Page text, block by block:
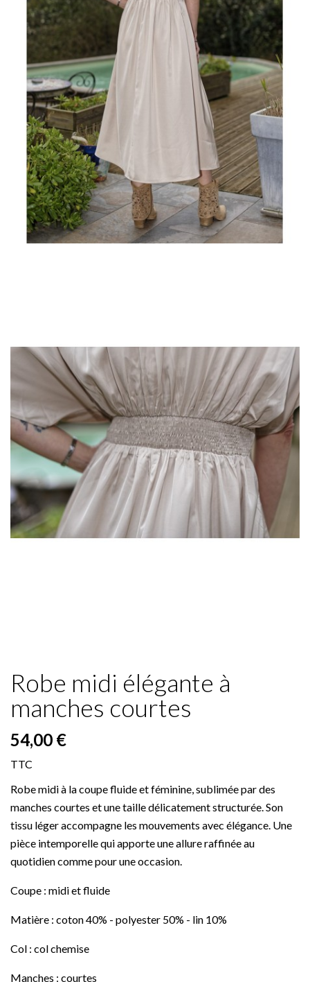
Robe midi élégante à
manches courtes
54,00 €
TTC
Robe midi à la coupe fluide et féminine, sublimée par des
manches courtes et une taille délicatement structurée. Son
tissu léger accompagne les mouvements avec élégance. Une
pièce intemporelle qui apporte une allure raffinée au
quotidien comme pour une occasion.
Coupe : midi et fluide
Matière : coton 40% - polyester 50% - lin 10%
Col : col chemise
Manches : courtes